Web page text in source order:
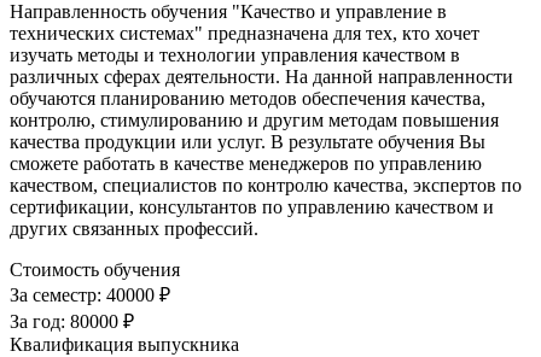
Направленность обучения "Качество и управление в
технических системах" предназначена для тех, кто хочет
изучать методы и технологии управления качеством в
различных сферах деятельности. На данной направленности
обучаются планированию методов обеспечения качества,
контролю, стимулированию и другим методам повышения
качества продукции или услуг. В результате обучения Вы
сможете работать в качестве менеджеров по управлению
качеством, специалистов по контролю качества, экспертов по
сертификации, консультантов по управлению качеством и
других связанных профессий.
Стоимость обучения
За семестр: 40000 ₽
За год: 80000 ₽
Квалификация выпускника